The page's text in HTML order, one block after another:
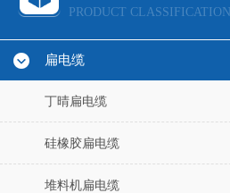
PRODUCT CLASSIFICATION
扁电缆
丁晴扁电缆
硅橡胶扁电缆
堆料机扁电缆